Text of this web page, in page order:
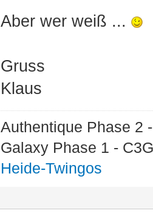
Aber wer weiß ...
Gruss
Klaus
Authentique Phase 2
Galaxy Phase 1 -
Heide-Twingos